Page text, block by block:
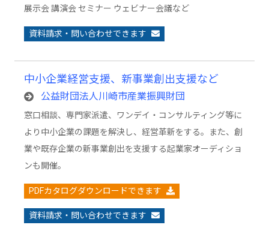
展示会 講演会 セミナー ウェビナー会議など
資料請求・問い合わせできます
中小企業経営支援、新事業創出支援など
公益財団法人川崎市産業振興財団
窓口相談、専門家派遣、ワンデイ・コンサルティング等に
より中小企業の課題を解決し、経営革新をする。また、創
業や既存企業の新事業創出を支援する起業家オーディショ
ンも開催。
PDFカタログダウンロードできます
資料請求・問い合わせできます